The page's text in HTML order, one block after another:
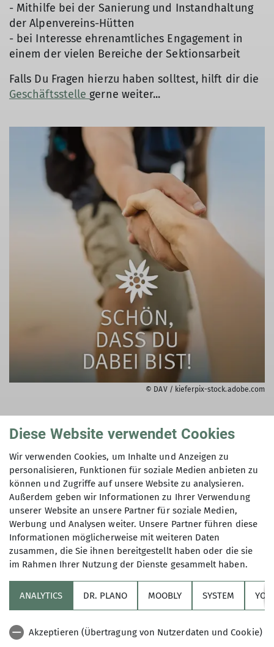
- Mithilfe bei der Sanierung und Instandhaltung
der Alpenvereins-Hütten
- bei Interesse ehrenamtliches Engagement in
einem der vielen Bereiche der Sektionsarbeit
Falls Du Fragen hierzu haben solltest, hilft dir die
Geschäftsstelle gerne weiter...
© DAV / kieferpix-stock.adobe.com
Weitere Informationen
Mitglied werden
mehr erfahren
Links
Diese Website verwendet Cookies
Wir verwenden Cookies, um Inhalte und Anzeigen zu
personalisieren, Funktionen für soziale Medien anbieten zu
können und Zugriffe auf unsere Website zu analysieren.
Außerdem geben wir Informationen zu Ihrer Verwendung
unserer Website an unsere Partner für soziale Medien,
Werbung und Analysen weiter. Unsere Partner führen diese
Informationen möglicherweise mit weiteren Daten
zusammen, die Sie ihnen bereitgestellt haben oder die sie
im Rahmen Ihrer Nutzung der Dienste gesammelt haben.
ANALYTICS DR. PLANO MOOBLY SYSTEM
Akzeptieren (Übertragung von Nutzerdaten und Cookie)